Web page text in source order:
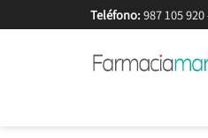
Teléfono: 987 105 920